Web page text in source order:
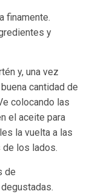
finamente.
y
y, una vez
cantidad de
colocando las
el aceite para
la vuelta a las
de los lados.
de